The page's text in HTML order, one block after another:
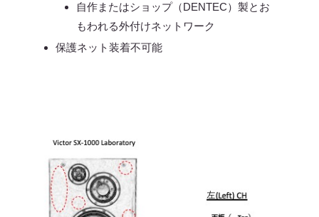
自作またはショップ（DENTEC）製とお
もわれる外付けネットワーク
保護ネット装着不可能